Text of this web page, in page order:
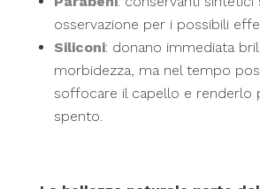
osservazione per i possibili
Siliconi: donano immediata
morbidezza, ma nel tempo
soffocare il capello e renderlo
spento.